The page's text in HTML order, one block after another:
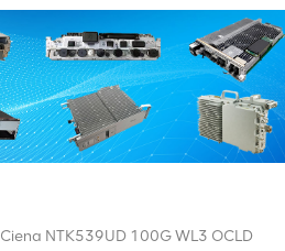
Ciena NTK539UD 100G WL3 OCLD